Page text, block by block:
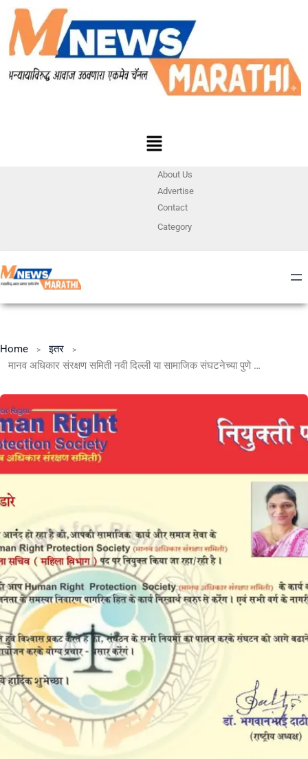
About Us
Advertise
Contact
Category
Home
इतर
मानव अधिकार संरक्षण समिती नवी दिल्ली या सामाजिक संघटनेच्या पुणे जिल्हा महिला सचिव पदी सौ. मोनाली लव भंडारे.